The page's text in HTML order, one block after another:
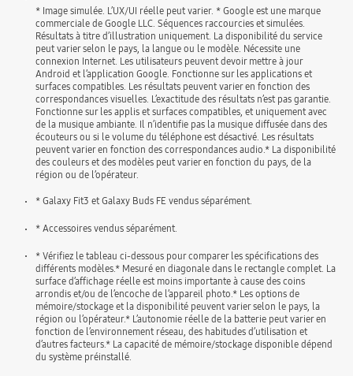
* Image simulée. L’UX/UI réelle peut varier. * Google est une marque
commerciale de Google LLC. Séquences raccourcies et simulées.
Résultats à titre d’illustration uniquement. La disponibilité du service
peut varier selon le pays, la langue ou le modèle. Nécessite une
connexion Internet. Les utilisateurs peuvent devoir mettre à jour
Android et l’application Google. Fonctionne sur les applications et
surfaces compatibles. Les résultats peuvent varier en fonction des
correspondances visuelles. L’exactitude des résultats n’est pas garantie.
Fonctionne sur les applis et surfaces compatibles, et uniquement avec
de la musique ambiante. Il n’identifie pas la musique diffusée dans des
écouteurs ou si le volume du téléphone est désactivé. Les résultats
peuvent varier en fonction des correspondances audio.* La disponibilité
des couleurs et des modèles peut varier en fonction du pays, de la
région ou de l’opérateur.
* Galaxy Fit3 et Galaxy Buds FE vendus séparément.
* Accessoires vendus séparément.
* Vérifiez le tableau ci-dessous pour comparer les spécifications des
différents modèles.* Mesuré en diagonale dans le rectangle complet. La
surface d’affichage réelle est moins importante à cause des coins
arrondis et/ou de l’encoche de l’appareil photo.* Les options de
mémoire/stockage et la disponibilité peuvent varier selon le pays, la
région ou l’opérateur.* L’autonomie réelle de la batterie peut varier en
fonction de l’environnement réseau, des habitudes d’utilisation et
d’autres facteurs.* La capacité de mémoire/stockage disponible dépend
du système préinstallé.